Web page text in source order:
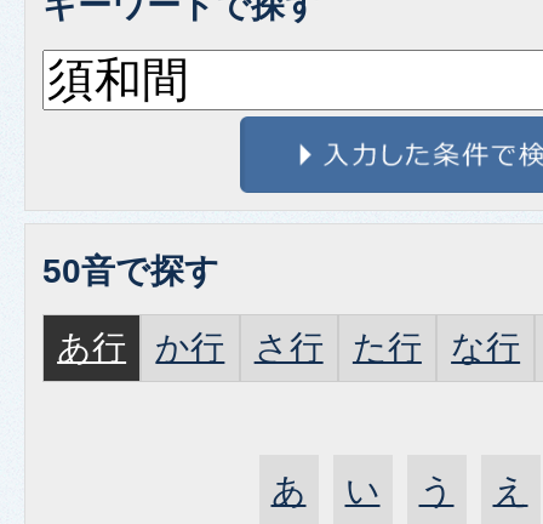
50音で探す
あ行 か行 さ行 た行 な行
あ い う え